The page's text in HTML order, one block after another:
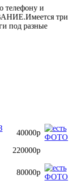
телефону и
три
под разные
40000р
220000р
80000р